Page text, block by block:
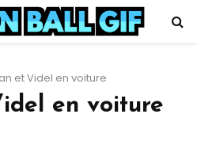
et Videl en voiture
en voiture